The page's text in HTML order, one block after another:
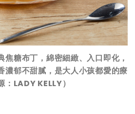
焦糖布丁，綿密細緻、入口即化，
濃郁不甜膩，是大人小孩都愛的療
LADY KELLY）